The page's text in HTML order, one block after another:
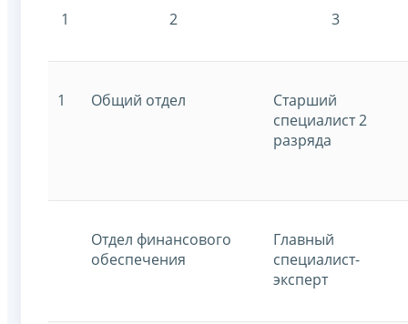
1 2 3
1 Общий отдел
Старший
специалист 2
разряда
Отдел финансового
обеспечения
Главный
специалист-
эксперт